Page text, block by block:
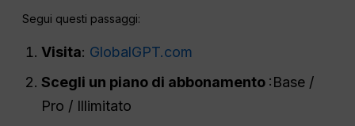
Segui questi passaggi:
Visita: GlobalGPT.com
Scegli un piano di abbonamento :Base /
Pro / Illimitato